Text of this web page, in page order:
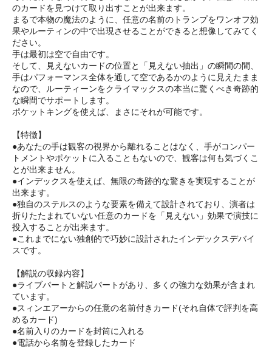
のカードを見つけて取り出すことが出来ます。
まるで本物の魔法のように、任意の名前のトランプをワンオフ効
果やルーティンの中で出現させることができると想像してみてく
ださい。
手は最初は空で自由です。
そして、見えないカードの位置と「見えない抽出」の瞬間の間、
手はパフォーマンス全体を通して空であるかのように見えたまま
なので、ルーティーンをクライマックスの本当に驚くべき奇跡的
な瞬間でサポートします。
ポケットキングを使えば、まさにそれが可能です。
【特徴】
●あなたの手は観客の視界から離れることはなく、手がコンパー
トメントやポケットに入ることもないので、観客は何も気づくこ
とが出来ません。
●インデックスを使えば、無限の奇跡的な驚きを実現することが
出来ます。
●独自のステルスのような要素を備えて設計されており、演者は
折りたたまれていない任意のカードを「見えない」効果で演技に
投入することが出来ます。
●これまでにない独創的で巧妙に設計されたインデックスデバイ
スです。
【解説の収録内容】
●ライブパートと解説パートがあり、多くの強力な効果が含まれ
ています。
●スィンエアーからの任意の名前付きカード(それ自体で評判を高
めるカード)
●名前入りのカードを封筒に入れる
●電話から名前を登録したカード